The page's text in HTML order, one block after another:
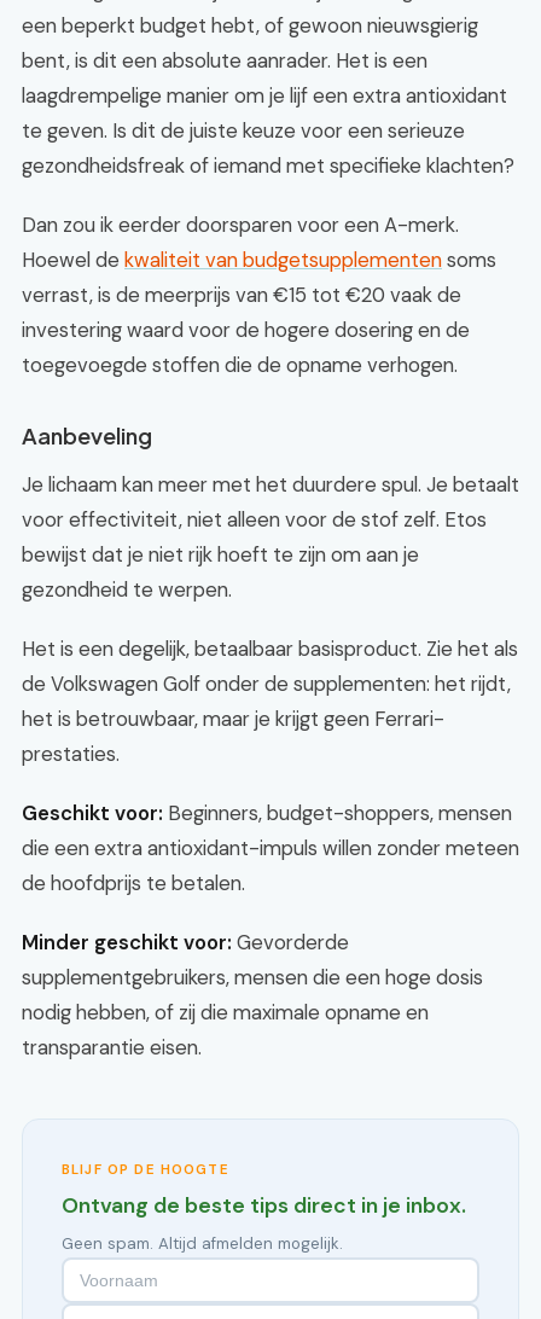
een beperkt budget hebt, of gewoon nieuwsgierig
bent, is dit een absolute aanrader. Het is een
laagdrempelige manier om je lijf een extra antioxidant
te geven. Is dit de juiste keuze voor een serieuze
gezondheidsfreak of iemand met specifieke klachten?
Dan zou ik eerder doorsparen voor een A-merk.
Hoewel de kwaliteit van budgetsupplementensoms
verrast, is de meerprijs van €15 tot €20 vaak de
investering waard voor de hogere dosering en de
toegevoegde stoffen die de opname verhogen.
Aanbeveling
Je lichaam kan meer met het duurdere spul. Je betaalt
voor effectiviteit, niet alleen voor de stof zelf. Etos
bewijst dat je niet rijk hoeft te zijn om aan je
gezondheid te werpen.
Het is een degelijk, betaalbaar basisproduct. Zie het als
de Volkswagen Golf onder de supplementen: het rijdt,
het is betrouwbaar, maar je krijgt geen Ferrari-
prestaties.
Geschikt voor: Beginners, budget-shoppers, mensen
die een extra antioxidant-impuls willen zonder meteen
de hoofdprijs te betalen.
Minder geschikt voor: Gevorderde
supplementgebruikers, mensen die een hoge dosis
nodig hebben, of zij die maximale opname en
transparantie eisen.
BLIJF OP DE HOOGTE
Ontvang de beste tips direct in je inbox.
Geen spam. Altijd afmelden mogelijk.